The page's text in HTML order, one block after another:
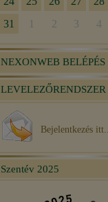
NEXONWEB BELÉPÉS
LEVELEZŐRENDSZER
Bejelentkezés itt...
Szentév 2025